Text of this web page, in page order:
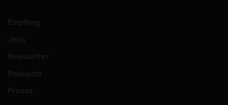
Empfang
Jobs
Newsletter
Podcasts
Presse